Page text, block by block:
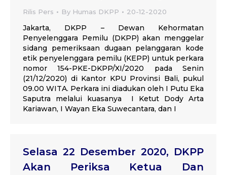
Rilis Pers By Humas DKPP 20-12-2020
Jakarta, DKPP – Dewan Kehormatan
Penyelenggara Pemilu (DKPP) akan menggelar
sidang pemeriksaan dugaan pelanggaran kode
etik penyelenggara pemilu (KEPP) untuk perkara
nomor 154-PKE-DKPP/XI/2020 pada Senin
(21/12/2020) di Kantor KPU Provinsi Bali, pukul
09.00 WITA. Perkara ini diadukan oleh I Putu Eka
Saputra melalui kuasanya I Ketut Dody Arta
Kariawan, I Wayan Eka Suwecantara, dan I
Selasa 22 Desember 2020, DKPP
Akan Periksa Ketua Dan